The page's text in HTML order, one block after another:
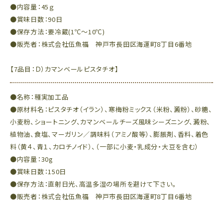
●内容量：45ｇ
●賞味日数：90日
●保存方法：要冷蔵(1℃～10℃)
●販売者：株式会社伍魚福 神戸市長田区海運町8丁目6番地
【7品目：Ｄ）カマンベールピスタチオ】
●名称：種実加工品
●原材料名：ピスタチオ（イラン）、寒梅粉ミックス（米粉、澱粉）、砂糖、
小麦粉、ショートニング、カマンベールチーズ風味シーズニング、澱粉、
植物油、食塩、マーガリン／調味料（アミノ酸等）、膨脹剤、香料、着色
料（黄４、青１、カロチノイド）、（一部に小麦・乳成分・大豆を含む）
●内容量：30g
●賞味日数：150日
●保存方法：直射日光、高温多湿の場所を避けて下さい。
●販売者：株式会社伍魚福 神戸市長田区海運町8丁目6番地